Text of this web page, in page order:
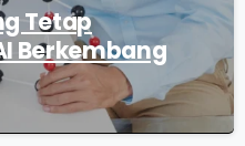
Tetap
Berkembang